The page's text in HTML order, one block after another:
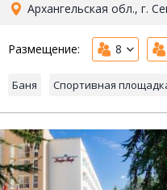
Архангельская обл., г.
Размещение: 8
Баня Спортивная